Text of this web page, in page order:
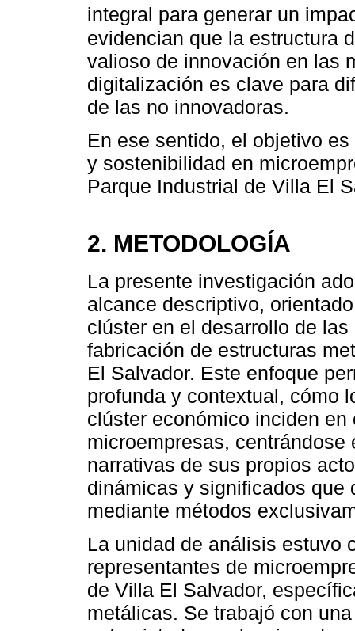
integral para generar un
evidencian que la estructura
valioso de innovación en las
digitalización es clave para
de las no innovadoras.
En ese sentido, el objetivo
y sostenibilidad en
Parque Industrial de Villa El
2. METODOLOGÍA
La presente investigación
alcance descriptivo,
clúster en el desarrollo de
fabricación de estructuras
El Salvador. Este enfoque
profunda y contextual, cómo
clúster económico inciden
microempresas,
narrativas de sus propios
dinámicas y significados
mediante métodos
La unidad de análisis estuvo
representantes de
de Villa El Salvador,
metálicas. Se trabajó con